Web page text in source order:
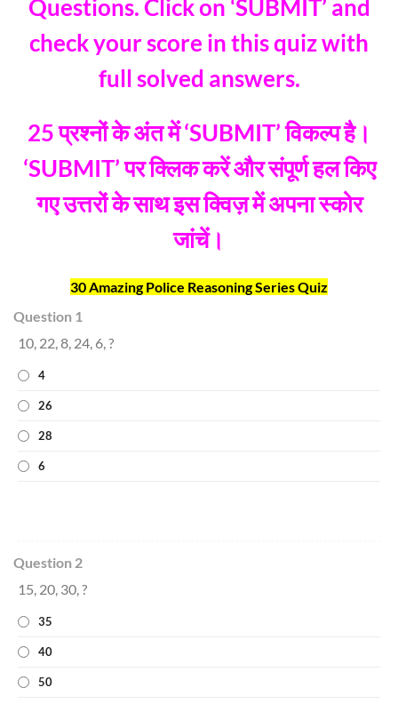
Questions. Click on ‘SUBMIT’ and
check your score in this quiz with
full solved answers.
25 प्रश्नों के अंत में ‘SUBMIT’ विकल्प है।
‘SUBMIT’ पर क्लिक करें और संपूर्ण हल किए
गए उत्तरों के साथ इस क्विज़ में अपना स्कोर
जांचें।
30 Amazing Police Reasoning Series Quiz
Question 1
10, 22, 8, 24, 6, ?
4
26
28
6
Question 2
15, 20, 30, ?
35
40
50